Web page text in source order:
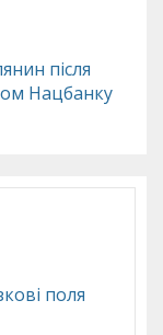
після
Нацбанку
поля